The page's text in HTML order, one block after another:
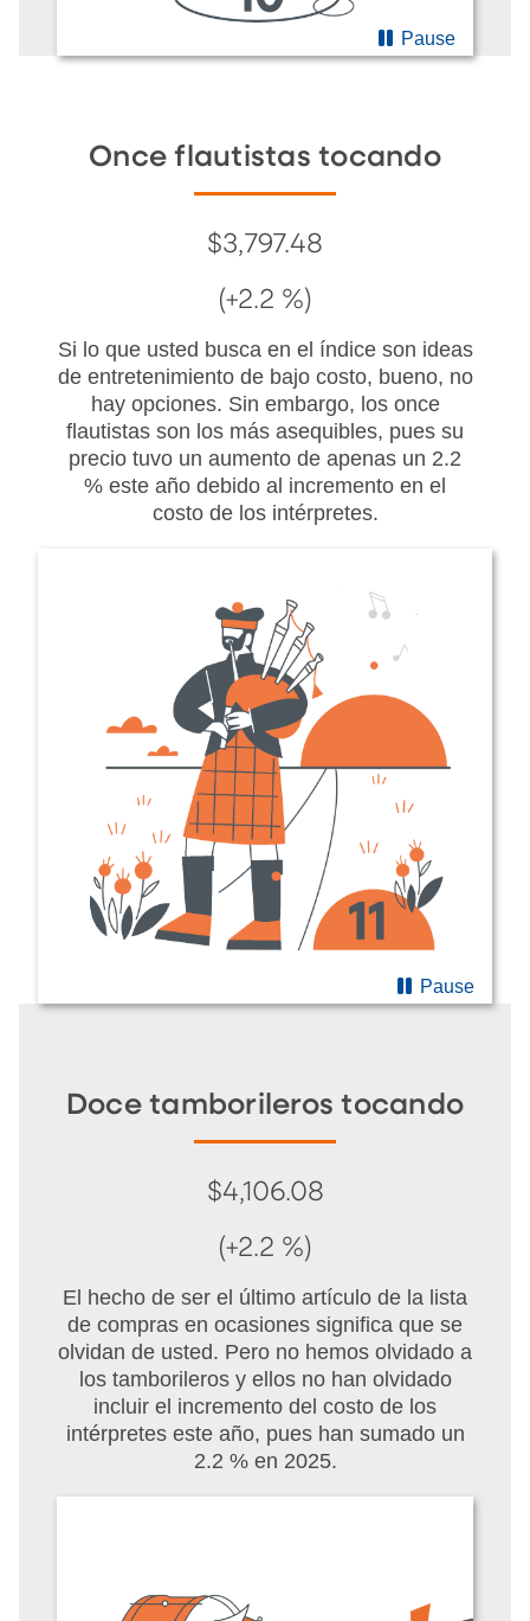
Pause
Once flautistas tocando
$3,797.48
(+2.2 %)
Si lo que usted busca en el índice son ideas
de entretenimiento de bajo costo, bueno, no
hay opciones. Sin embargo, los once
flautistas son los más asequibles, pues su
precio tuvo un aumento de apenas un 2.2
% este año debido al incremento en el
costo de los intérpretes.
Pause
Doce tamborileros tocando
$4,106.08
(+2.2 %)
El hecho de ser el último artículo de la lista
de compras en ocasiones significa que se
olvidan de usted. Pero no hemos olvidado a
los tamborileros y ellos no han olvidado
incluir el incremento del costo de los
intérpretes este año, pues han sumado un
2.2 % en 2025.